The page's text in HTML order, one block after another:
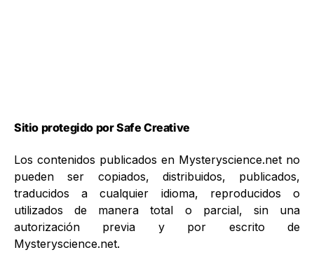
Sitio protegido por Safe Creative
Los contenidos publicados en Mysteryscience.net no
pueden ser copiados, distribuidos, publicados,
traducidos a cualquier idioma, reproducidos o
utilizados de manera total o parcial, sin una
autorización previa y por escrito de
Mysteryscience.net.